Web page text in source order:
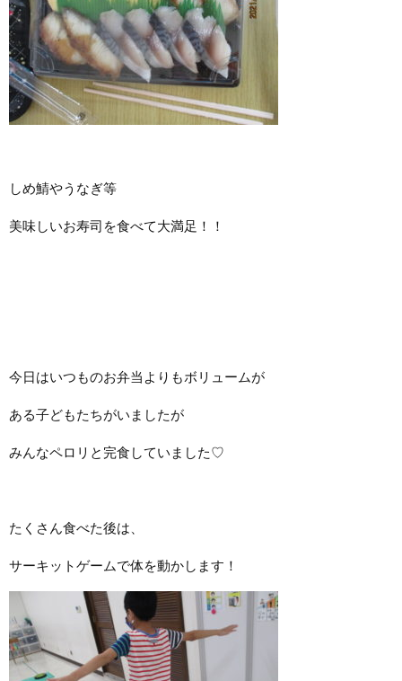
しめ鯖やうなぎ等
美味しいお寿司を食べて大満足！！
今日はいつものお弁当よりもボリュームが
ある子どもたちがいましたが
みんなペロリと完食していました♡
たくさん食べた後は、
サーキットゲームで体を動かします！